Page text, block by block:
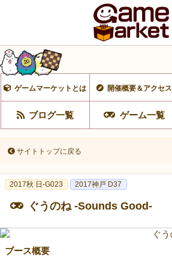
ゲームマーケットとは 開催概要＆アクセス
ブログ一覧 ゲーム一覧
サイトトップに戻る
2017秋 日-G023 2017神戸 D37
ぐうのね -Sounds Good-
ブース概要